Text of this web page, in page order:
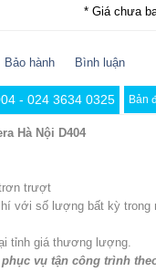
* Giá chưa
Bảo hành Bình luận
- 024 3634 0325 Bản
Hà Nội D404
trượt
với số lượng bất kỳ trong
thương lượng.
vụ tận công trình